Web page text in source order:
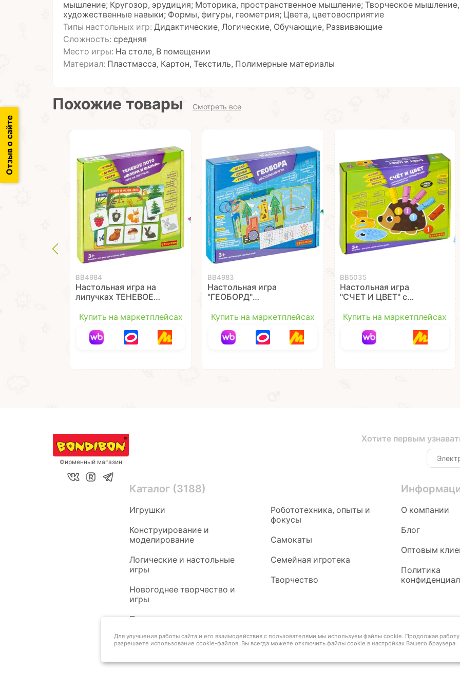
мышление; Кругозор, эрудиция; Моторика, пространственное мышление; Творческое мышление,
художественные навыки; Формы, фигуры, геометрия; Цвета, цветовосприятие
Типы настольных игр: Дидактические, Логические, Обучающие, Развивающие
Сложность: средняя
Место игры: На столе, В помещении
Материал: Пластмасса, Картон, Текстиль, Полимерные материалы
Похожие товары Смотреть все
ВВ4984
Настольная игра на
липучках ТЕНЕВОЕ
ФАУНА" Играй Думай
Купить на маркетплейсах
ВВ4983
Настольная игра
"ГЕОБОРД"
Думай Твори
Купить на маркетплейсах
ВВ5035
Настольная игра
"СЧЕТ И ЦВЕТ" с
наностикерами Играй
Bondibon
Купить на маркетплейсах
Отзыв о сайте
Фирменный магазин
Хотите первым
Каталог (3188)
Игрушки
Конструирование и
моделирование
Логические и настольные
игры
Новогоднее творчество и
игры
Педагогам
Робототехника, опыты и
фокусы
Самокаты
Семейная игротека
Творчество
О компании
Блог
Оптовым
Политика
Для улучшения работы сайта и его взаимодействия с пользователями мы используем файлы cookie. Продолжая
разрешаете использование cookie-файлов. Вы всегда можете отключить файлы cookie в настройках Вашего браузера.